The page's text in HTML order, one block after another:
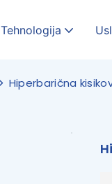
Tehnologija
Hiperbarična